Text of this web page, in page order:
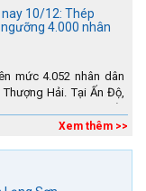
10/12: Thép
4.000 nhân
mức 4.052 nhân dân
Hải. Tại Ấn Độ,
Xem thêm >>